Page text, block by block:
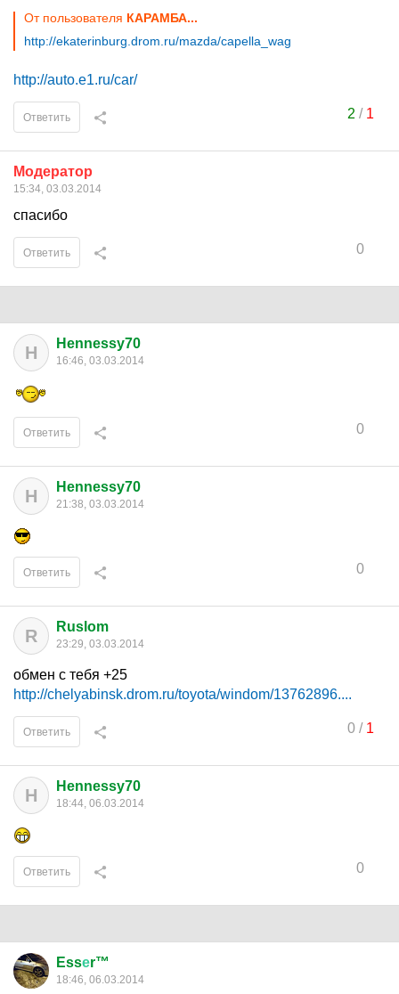
От пользователя КАРАМБА...
http://ekaterinburg.drom.ru/mazda/capella_wag
http://auto.e1.ru/car/
2 / 1
Ответить
Модератор
15:34, 03.03.2014
спасибо
0
Ответить
H Hennessy70
16:46, 03.03.2014
0
Ответить
H Hennessy70
21:38, 03.03.2014
0
Ответить
R Ruslom
23:29, 03.03.2014
обмен с тебя +25
http://chelyabinsk.drom.ru/toyota/windom/13762896....
0/ 1
Ответить
H Hennessy70
18:44, 06.03.2014
0
Ответить
Essеr™
18:46, 06.03.2014